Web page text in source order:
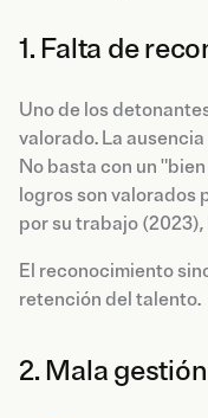
1. Falta de
Uno de los
valorado. La
No basta con un
logros son valorados
por su trabajo
El reconocimiento
retención del talento.
2. Mala